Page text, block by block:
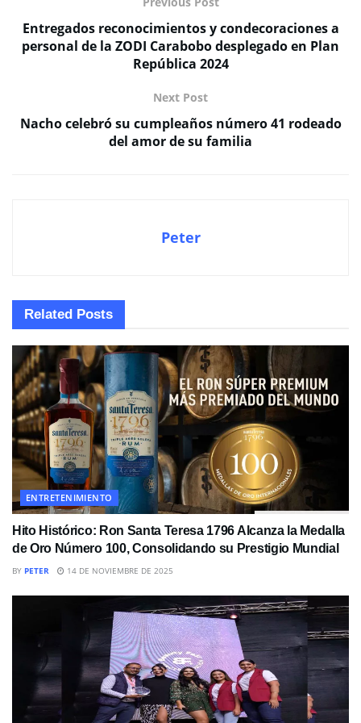
Entregados reconocimientos y condecoraciones a
personal de la ZODI Carabobo desplegado en Plan
República 2024
Next Post
Nacho celebró su cumpleaños número 41 rodeado
del amor de su familia
Peter
Related Posts
ENTRETENIMIENTO
Hito Histórico: Ron Santa Teresa 1796 Alcanza la Medalla
de Oro Número 100, Consolidando su Prestigio Mundial
BY PETER 14 DE NOVIEMBRE DE 2025